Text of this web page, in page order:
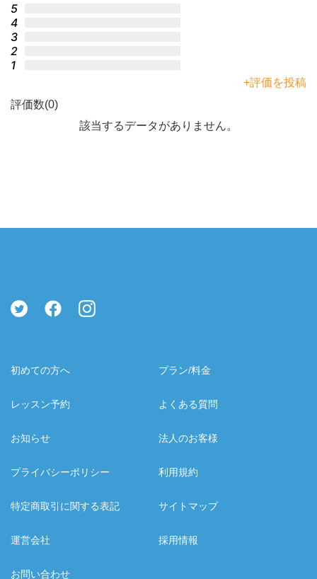
5
4
3
2
1
+評価を投稿
評価数(0)
該当するデータがありません。
初めての方へ プラン/料金
レッスン予約 よくある質問
お知らせ 法人のお客様
プライバシーポリシー 利用規約
特定商取引に関する表記 サイトマップ
運営会社 採用情報
お問い合わせ